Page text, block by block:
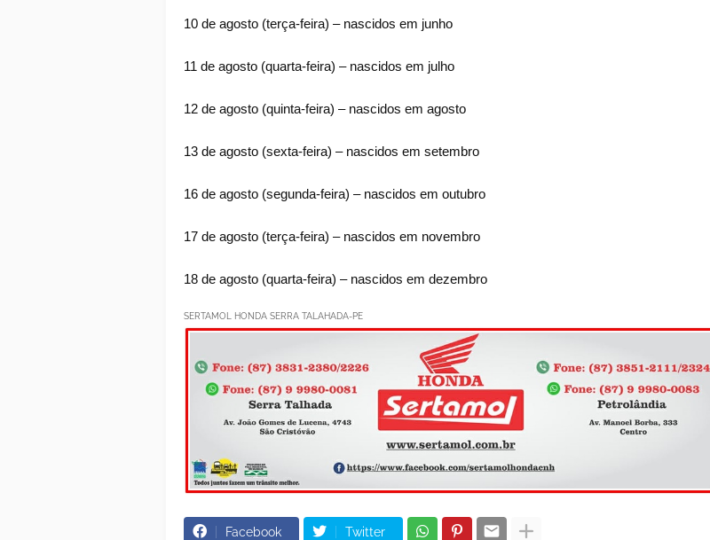
10 de agosto (terça-feira) – nascidos em junho
11 de agosto (quarta-feira) – nascidos em julho
12 de agosto (quinta-feira) – nascidos em agosto
13 de agosto (sexta-feira) – nascidos em setembro
16 de agosto (segunda-feira) – nascidos em outubro
17 de agosto (terça-feira) – nascidos em novembro
18 de agosto (quarta-feira) – nascidos em dezembro
SERTAMOL HONDA SERRA TALAHADA-PE
Facebook Twitter